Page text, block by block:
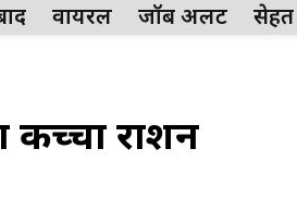
वायरल जॉब अलर्ट सेहत
कच्चा राशन